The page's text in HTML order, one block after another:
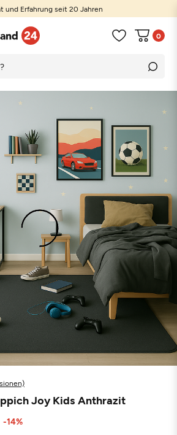
und Erfahrung seit 20 Jahren
0
Joy Kids Anthrazit
-14%